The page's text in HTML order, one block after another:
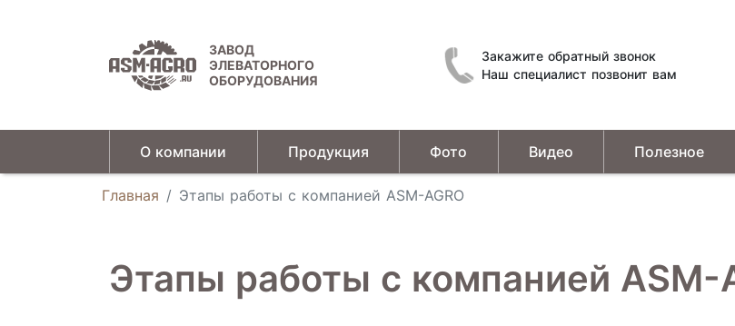
ЗАВОД
ЭЛЕВАТОРНОГО
ОБОРУДОВАНИЯ
Закажите обратный звонок
Наш специалист позвонит вам
О компании Продукция Фото Видео Полезное
Главная Этапы работы с компанией ASM-AGRO
Этапы работы с компанией ASM-